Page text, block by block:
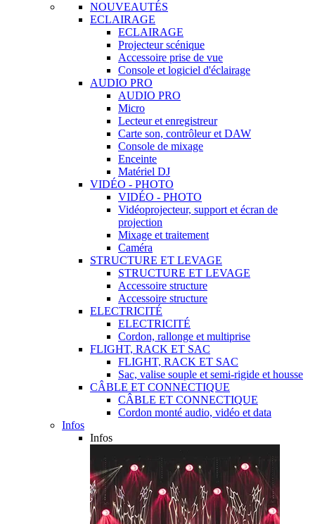
NOUVEAUTÉS
ECLAIRAGE
ECLAIRAGE
Projecteur scénique
Accessoire prise de vue
Console et logiciel d'éclairage
AUDIO PRO
AUDIO PRO
Micro
Lecteur et enregistreur
Carte son, contrôleur et DAW
Console de mixage
Enceinte
Matériel DJ
VIDÉO - PHOTO
VIDÉO - PHOTO
Vidéoprojecteur, support et écran de
projection
Mixage et traitement
Caméra
STRUCTURE ET LEVAGE
STRUCTURE ET LEVAGE
Accessoire structure
Accessoire structure
ELECTRICITÉ
ELECTRICITÉ
Cordon, rallonge et multiprise
FLIGHT, RACK ET SAC
FLIGHT, RACK ET SAC
Sac, valise souple et semi-rigide et housse
CÂBLE ET CONNECTIQUE
CÂBLE ET CONNECTIQUE
Cordon monté audio, vidéo et data
Infos
Infos